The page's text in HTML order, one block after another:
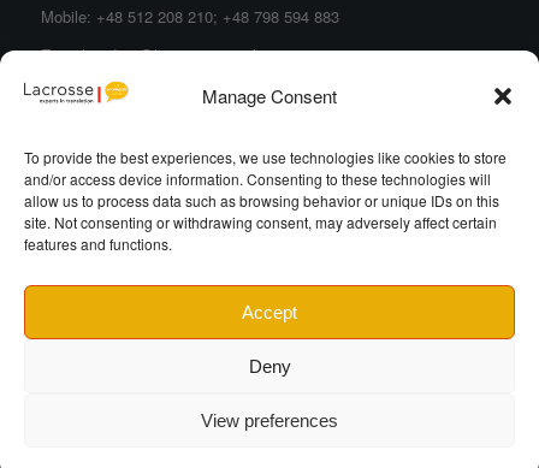
Manage Consent
To provide the best experiences, we use technologies like cookies to store
and/or access device information. Consenting to these technologies will
allow us to process data such as browsing behavior or unique IDs on this
site. Not consenting or withdrawing consent, may adversely affect certain
features and functions.
Accept
Deny
View preferences
Mobile: +48 512 208 210; +48 798 594 883
E-mail:orders@lacrosse-translations.com
SIEDZIBA SPÓŁKI
odpowiedzialnością